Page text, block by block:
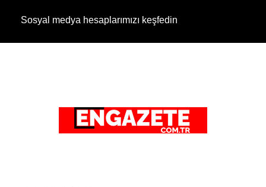
Sosyal medya hesaplarımızı keşfedin